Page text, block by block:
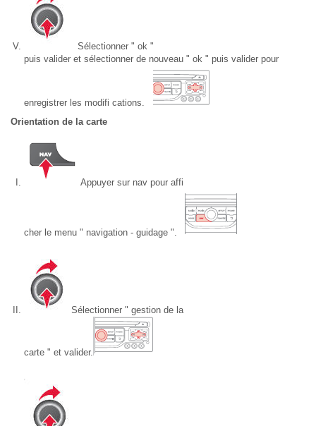
Sélectionner " ok "
puis valider et sélectionner de nouveau " ok " puis valider pour
enregistrer les modifi cations.
Orientation de la carte
Appuyer sur nav pour affi
cher le menu " navigation - guidage ".
Sélectionner " gestion de la
carte " et valider.